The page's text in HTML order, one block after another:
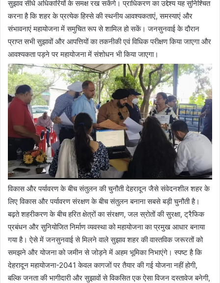
सुझाव सीधे अधिकारियों के समक्ष रख सकेंगे। प्राधिकरण का उद्देश्य यह सुनिश्चित
करना है कि शहर के प्रत्येक हिस्से की स्थनीय आवश्यकताएं, समस्याएं और
संभावनाएं महायोजना में समुचित रूप से शामिल हो सकें। जनसुनवाई के दौरान
प्राप्त सभी सुझावों और आपत्तियों का तकनीकी एवं विधिक परीक्षण किया जाएगा और
आवश्यकता पड़ने पर महायोजना में संशोधन भी किया जाएगा।
विकास और पर्यावरण के बीच संतुलन की चुनौती देहरादून जैसे संवेदनशील शहर के
लिए विकास और पर्यावरण संरक्षण के बीच संतुलन बनाना सबसे बड़ी चुनौती है।
बढ़ते शहरीकरण के बीच हरित क्षेत्रों का संरक्षण, जल स्रोतों की सुरक्षा, ट्रैफिक
प्रबंधन और सुनियोजित निर्माण व्यवस्था को महायोजना का प्रमुख आधार बनाया
गया है। ऐसे में जनसुनवाई से मिलने वाले सुझाव शहर की वास्तविक जरूरतों को
समझने और योजना को जमीन से जोड़ने में अहम भूमिका निभाएंगे। स्पष्ट है कि
देहरादून महायोजना-2041 केवल कागजों पर तैयार की गई योजना नहीं होगी,
बल्कि जनता की भागीदारी और सुझावों से विकसित एक ऐसा विजन दस्तावेज बनेगी,